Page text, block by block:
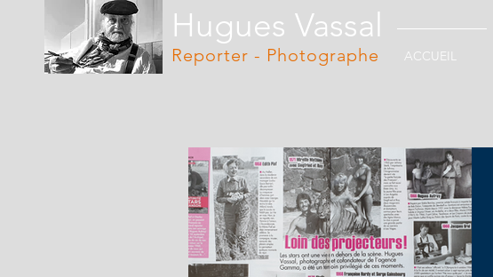
Hugues Vassal
Reporter - Photographe ACCUEIL